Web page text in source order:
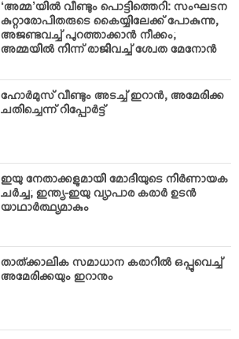
‘അമ്മ’യില്‍ വീണ്ടും പൊട്ടിത്തെറി: സംഘടന
കുറ്റാരോപിതരുടെ കൈയ്യിലേക്ക് പോകുന്നു,
അജണ്ടവച്ച് പുറത്താക്കാന്‍ നീക്കം;
അമ്മയില്‍ നിന്ന് രാജിവച്ച് ശ്വേത മേനോന്‍
ഹോര്‍മുസ് വീണ്ടും അടച്ച് ഇറാന്‍, അമേരിക്ക
ചതിച്ചെന്ന് റിപ്പോര്‍ട്ട്
ഇയു നേതാക്കളുമായി മോദിയുടെ നിര്‍ണായക
ചര്‍ച്ച; ഇന്ത്യ-ഇയു വ്യാപാര കരാര്‍ ഉടന്‍
യാഥാര്‍ത്ഥ്യമാകും
താത്ക്കാലിക സമാധാന കരാറില്‍ ഒപ്പുവെച്ച്
അമേരിക്കയും ഇറാനും